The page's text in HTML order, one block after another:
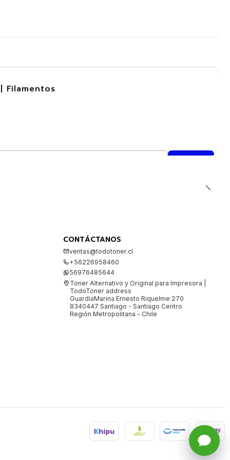
Filamentos
CONTÁCTANOS
ventas@todotoner.cl
+56226958460
56976485644
Toner Alternativo y Original para Impresora |
TodoToner address
GuardiaMarina Ernesto Riquelme 270
8340447 Santiago - Santiago Centro
Región Metropolitana - Chile